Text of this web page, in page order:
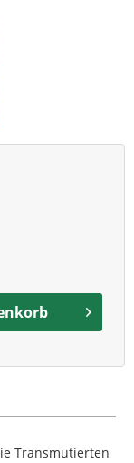
Transmutierten